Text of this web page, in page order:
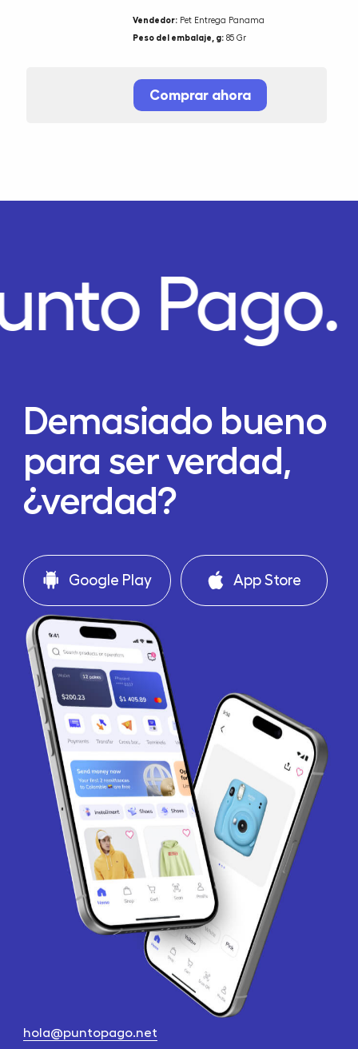
Vendedor: Pet Entrega Panama
Peso del embalaje, g: 85 Gr
Comprar ahora
Pago.
Demasiado bueno
para ser verdad,
¿verdad?
Google Play App Store
hola@puntopago.net